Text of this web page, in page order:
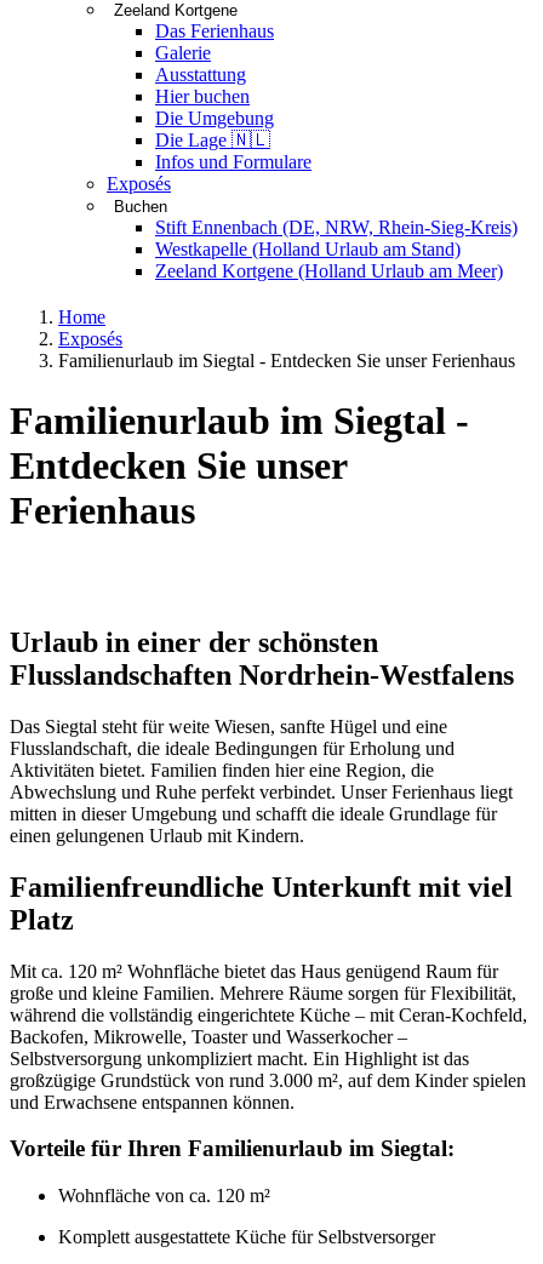
Zeeland Kortgene
Das Ferienhaus
Galerie
Ausstattung
Hier buchen
Die Umgebung
Die Lage 🇳🇱
Infos und Formulare
Exposés
Buchen
Stift Ennenbach (DE, NRW, Rhein-Sieg-Kreis)
Westkapelle (Holland Urlaub am Stand)
Zeeland Kortgene (Holland Urlaub am Meer)
Home
Exposés
Familienurlaub im Siegtal - Entdecken Sie unser Ferienhaus
Familienurlaub im Siegtal -
Entdecken Sie unser
Ferienhaus
Urlaub in einer der schönsten
Flusslandschaften Nordrhein-Westfalens
Das Siegtal steht für weite Wiesen, sanfte Hügel und eine
Flusslandschaft, die ideale Bedingungen für Erholung und
Aktivitäten bietet. Familien finden hier eine Region, die
Abwechslung und Ruhe perfekt verbindet. Unser Ferienhaus liegt
mitten in dieser Umgebung und schafft die ideale Grundlage für
einen gelungenen Urlaub mit Kindern.
Familienfreundliche Unterkunft mit viel
Platz
Mit ca. 120 m² Wohnfläche bietet das Haus genügend Raum für
große und kleine Familien. Mehrere Räume sorgen für Flexibilität,
während die vollständig eingerichtete Küche – mit Ceran-Kochfeld,
Backofen, Mikrowelle, Toaster und Wasserkocher –
Selbstversorgung unkompliziert macht. Ein Highlight ist das
großzügige Grundstück von rund 3.000 m², auf dem Kinder spielen
und Erwachsene entspannen können.
Vorteile für Ihren Familienurlaub im Siegtal:
Wohnfläche von ca. 120 m²
Komplett ausgestattete Küche für Selbstversorger